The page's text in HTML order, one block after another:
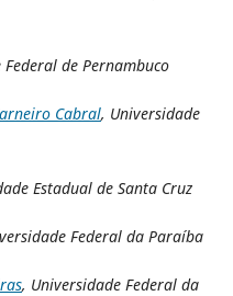
de Pernambuco
Cabral, Universidade
Estadual de Santa Cruz
Federal da Paraíba
, Universidade Federal da